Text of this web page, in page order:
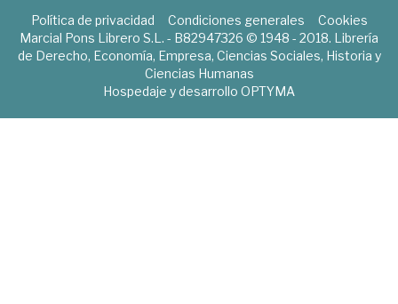
Política de privacidad Condiciones generales
Cookies
Marcial Pons Librero S.L. - B82947326 © 1948 - 2018. Librería
de Derecho, Economía, Empresa, Ciencias Sociales, Historia y
Ciencias Humanas
Hospedaje y desarrollo OPTYMA